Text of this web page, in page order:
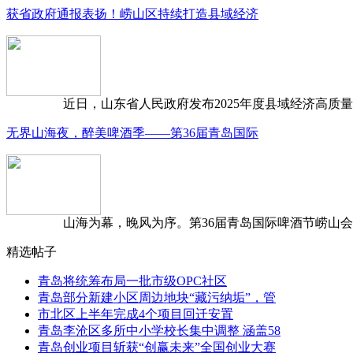
获省政府通报表扬！崂山区持续打造县域经济
近日，山东省人民政府发布2025年度县域经济高质量
无界山海夜，醉美啤酒季——第36届青岛国际
山海为幕，晚风为序。第36届青岛国际啤酒节崂山会
精选帖子
青岛将统筹布局一批市级OPC社区
青岛部分新建小区周边地块“藏污纳垢”，管
市北区上半年完成4个项目回迁安置
青岛李沧区多所中小学校长集中调整 涵盖58
青岛创业项目斩获“创赢未来”全国创业大赛